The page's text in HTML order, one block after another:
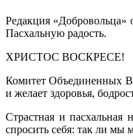
Редакция «Добровольца»
Пасхальную радость.
ХРИСТОС ВОСКРЕСЕ!
Комитет Объединенных
и желает здоровья,
Страстная и
спросить себя: так ли мы